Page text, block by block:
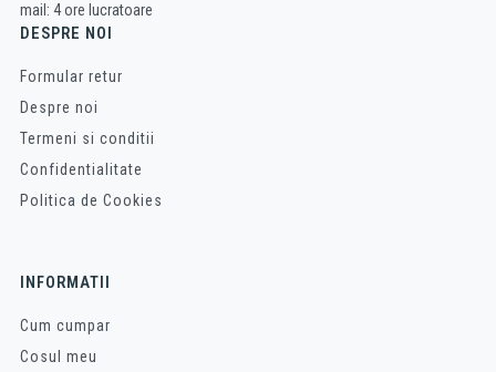
mail: 4 ore lucratoare
DESPRE NOI
Formular retur
Despre noi
Termeni si conditii
Confidentialitate
Politica de Cookies
INFORMATII
Cum cumpar
Cosul meu